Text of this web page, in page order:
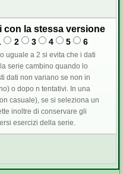
con la stessa versione
2 3 4 5 6
a 2 si evita che i dati
serie cambino quando lo
n tentativi. In una
casuale), se si seleziona un
stessi valori per le varibili comuni ai diversi esercizi della serie.